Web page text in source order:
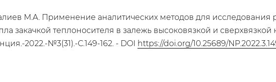
М.А. Применение аналитических методов для исследования
закачкой теплоносителя в залежь высоковязкой и
2022.-№3(31).-С.149-162. - DOI https://doi.org/10.25689/